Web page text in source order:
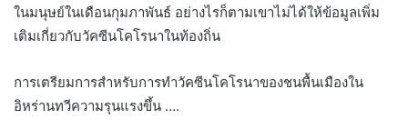
ในมนุษย์ในเดือนกุมภาพันธ์ อย่างไรก็ตามเขาไม่ได้ให้ข้อมูลเพิ่ม
เติมเกี่ยวกับวัคซีนโคโรนาในท้องถิ่น
การเตรียมการสำหรับการทำวัคซีนโคโรนาของชนพื้นเมืองใน
อิหร่านทวีความรุนแรงขึ้น ….